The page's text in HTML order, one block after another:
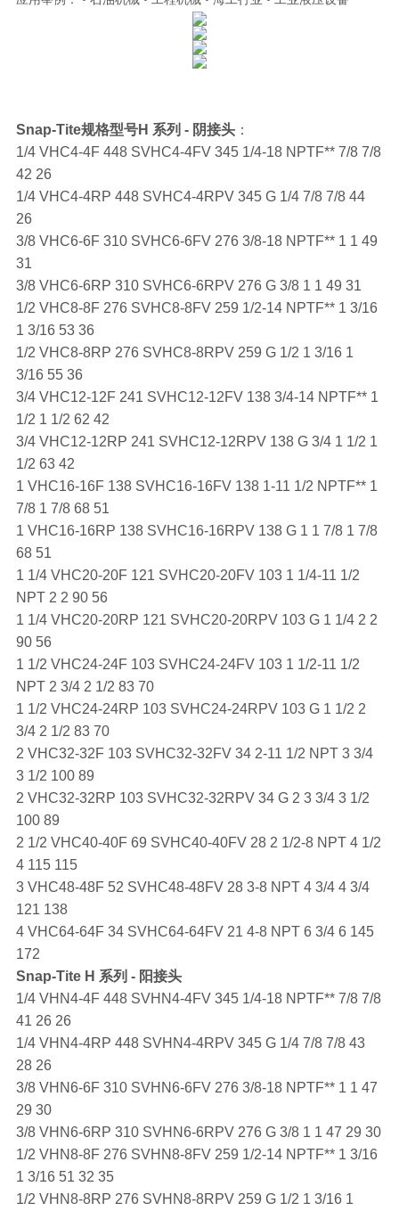
Snap-Tite规格型号H 系列 - 阴接头：
1/4 VHC4-4F 448 SVHC4-4FV 345 1/4-18 NPTF** 7/8 7/8
42 26
1/4 VHC4-4RP 448 SVHC4-4RPV 345 G 1/4 7/8 7/8 44
26
3/8 VHC6-6F 310 SVHC6-6FV 276 3/8-18 NPTF** 1 1 49
31
3/8 VHC6-6RP 310 SVHC6-6RPV 276 G 3/8 1 1 49 31
1/2 VHC8-8F 276 SVHC8-8FV 259 1/2-14 NPTF** 1 3/16
1 3/16 53 36
1/2 VHC8-8RP 276 SVHC8-8RPV 259 G 1/2 1 3/16 1
3/16 55 36
3/4 VHC12-12F 241 SVHC12-12FV 138 3/4-14 NPTF** 1
1/2 1 1/2 62 42
3/4 VHC12-12RP 241 SVHC12-12RPV 138 G 3/4 1 1/2 1
1/2 63 42
1 VHC16-16F 138 SVHC16-16FV 138 1-11 1/2 NPTF** 1
7/8 1 7/8 68 51
1 VHC16-16RP 138 SVHC16-16RPV 138 G 1 1 7/8 1 7/8
68 51
1 1/4 VHC20-20F 121 SVHC20-20FV 103 1 1/4-11 1/2
NPT 2 2 90 56
1 1/4 VHC20-20RP 121 SVHC20-20RPV 103 G 1 1/4 2 2
90 56
1 1/2 VHC24-24F 103 SVHC24-24FV 103 1 1/2-11 1/2
NPT 2 3/4 2 1/2 83 70
1 1/2 VHC24-24RP 103 SVHC24-24RPV 103 G 1 1/2 2
3/4 2 1/2 83 70
2 VHC32-32F 103 SVHC32-32FV 34 2-11 1/2 NPT 3 3/4
3 1/2 100 89
2 VHC32-32RP 103 SVHC32-32RPV 34 G 2 3 3/4 3 1/2
100 89
2 1/2 VHC40-40F 69 SVHC40-40FV 28 2 1/2-8 NPT 4 1/2
4 115 115
3 VHC48-48F 52 SVHC48-48FV 28 3-8 NPT 4 3/4 4 3/4
121 138
4 VHC64-64F 34 SVHC64-64FV 21 4-8 NPT 6 3/4 6 145
172
Snap-Tite H 系列 - 阳接头
1/4 VHN4-4F 448 SVHN4-4FV 345 1/4-18 NPTF** 7/8 7/8
41 26 26
1/4 VHN4-4RP 448 SVHN4-4RPV 345 G 1/4 7/8 7/8 43
28 26
3/8 VHN6-6F 310 SVHN6-6FV 276 3/8-18 NPTF** 1 1 47
29 30
3/8 VHN6-6RP 310 SVHN6-6RPV 276 G 3/8 1 1 47 29 30
1/2 VHN8-8F 276 SVHN8-8FV 259 1/2-14 NPTF** 1 3/16
1 3/16 51 32 35
1/2 VHN8-8RP 276 SVHN8-8RPV 259 G 1/2 1 3/16 1